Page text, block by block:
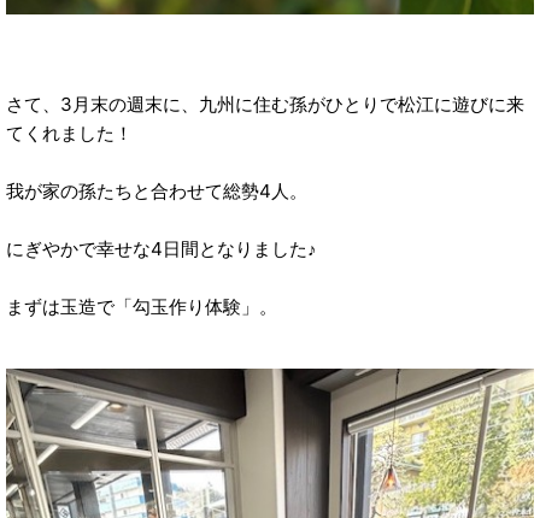
さて、3月末の週末に、九州に住む孫がひとりで松江に遊びに来
てくれました！
我が家の孫たちと合わせて総勢4人。
にぎやかで幸せな4日間となりました♪
まずは玉造で「勾玉作り体験」。